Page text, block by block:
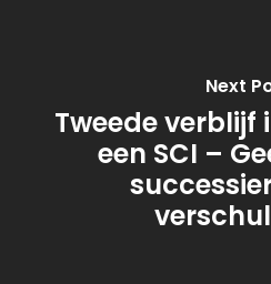
Next
Tweede verblijf
een SCI –